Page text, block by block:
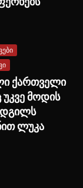
ქართველი
მოდის
ლუკა